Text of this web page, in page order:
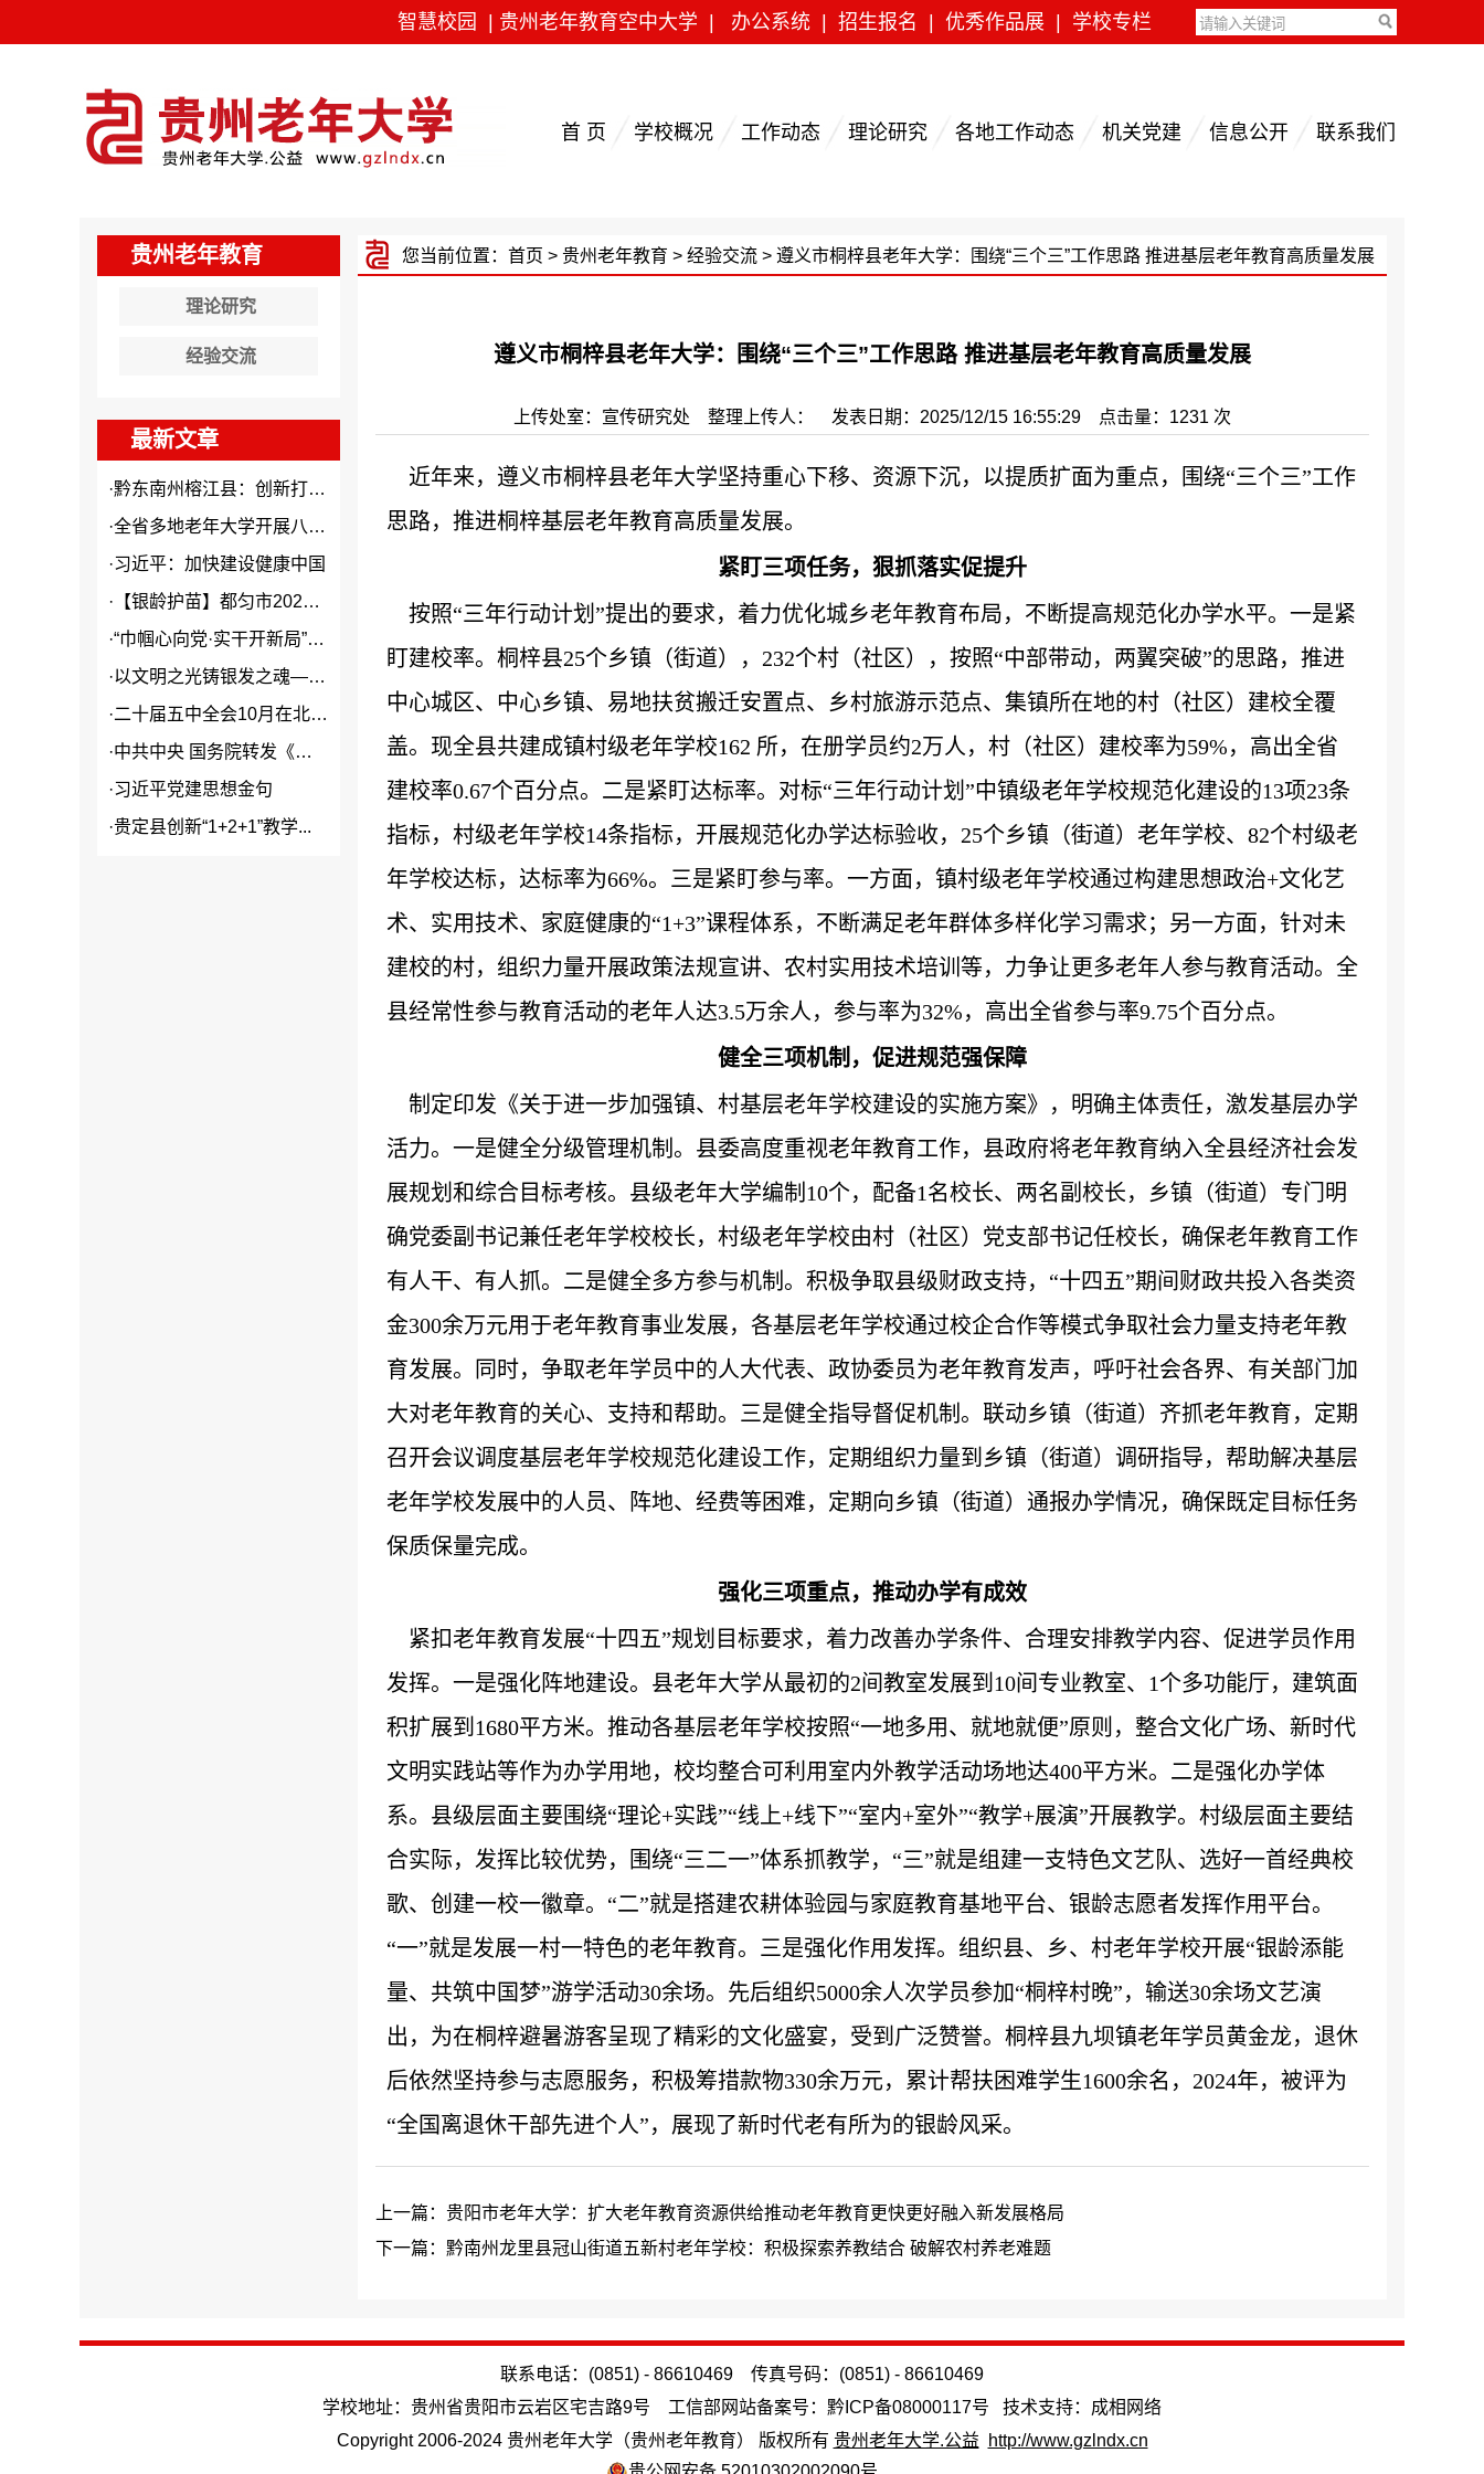
智慧校园 贵州老年教育空中大学 办公系统 招生报名 优秀作品展 学校专栏
首 页 学校概况 工作动态 理论研究 各地工作动态 机关党建 信息公开 联系我们
贵州老年教育
理论研究
经验交流
最新文章
·黔东南州榕江县：创新打造本土...
·全省多地老年大学开展八一建军...
·习近平：加快建设健康中国
· 【银龄护苗】都匀市2026年...
·“巾帼心向党·实干开新局”2...
·以文明之光铸银发之魂——贵州...
·二十届五中全会10月在北京召...
·中共中央 国务院转发《中央宣...
·习近平党建思想金句
·贵定县创新“1+2+1”教学...
您当前位置： 首页 > 贵州老年教育 > 经验交流 > 遵义市桐梓县老年大学：围绕“三个三”工作思路 推进基层老年教育高质量发展
遵义市桐梓县老年大学：围绕“三个三”工作思路 推进基层老年教育高质量发展
上传处室：宣传研究处 整理上传人： 发表日期：2025/12/15 16:55:29 点击量：1231 次
近年来，遵义市桐梓县老年大学坚持重心下移、资源下沉，以提质扩面为重点，围绕“三个三”工作
思路，推进桐梓基层老年教育高质量发展。
紧盯三项任务，狠抓落实促提升
按照“三年行动计划”提出的要求，着力优化城乡老年教育布局，不断提高规范化办学水平。一是紧
盯建校率。桐梓县25个乡镇（街道），232个村（社区），按照“中部带动，两翼突破”的思路，推进
中心城区、中心乡镇、易地扶贫搬迁安置点、乡村旅游示范点、集镇所在地的村（社区）建校全覆
盖。现全县共建成镇村级老年学校162 所，在册学员约2万人，村（社区）建校率为59%，高出全省
建校率0.67个百分点。二是紧盯达标率。对标“三年行动计划”中镇级老年学校规范化建设的13项23条
指标，村级老年学校14条指标，开展规范化办学达标验收，25个乡镇（街道）老年学校、82个村级老
年学校达标，达标率为66%。三是紧盯参与率。一方面，镇村级老年学校通过构建思想政治+文化艺
术、实用技术、家庭健康的“1+3”课程体系，不断满足老年群体多样化学习需求；另一方面，针对未
建校的村，组织力量开展政策法规宣讲、农村实用技术培训等，力争让更多老年人参与教育活动。全
县经常性参与教育活动的老年人达3.5万余人，参与率为32%，高出全省参与率9.75个百分点。
健全三项机制，促进规范强保障
制定印发《关于进一步加强镇、村基层老年学校建设的实施方案》，明确主体责任，激发基层办学
活力。一是健全分级管理机制。县委高度重视老年教育工作，县政府将老年教育纳入全县经济社会发
展规划和综合目标考核。县级老年大学编制10个，配备1名校长、两名副校长，乡镇（街道）专门明
确党委副书记兼任老年学校校长，村级老年学校由村（社区）党支部书记任校长，确保老年教育工作
有人干、有人抓。二是健全多方参与机制。积极争取县级财政支持，“十四五”期间财政共投入各类资
金300余万元用于老年教育事业发展，各基层老年学校通过校企合作等模式争取社会力量支持老年教
育发展。同时，争取老年学员中的人大代表、政协委员为老年教育发声，呼吁社会各界、有关部门加
大对老年教育的关心、支持和帮助。三是健全指导督促机制。联动乡镇（街道）齐抓老年教育，定期
召开会议调度基层老年学校规范化建设工作，定期组织力量到乡镇（街道）调研指导，帮助解决基层
老年学校发展中的人员、阵地、经费等困难，定期向乡镇（街道）通报办学情况，确保既定目标任务
保质保量完成。
强化三项重点，推动办学有成效
紧扣老年教育发展“十四五”规划目标要求，着力改善办学条件、合理安排教学内容、促进学员作用
发挥。一是强化阵地建设。县老年大学从最初的2间教室发展到10间专业教室、1个多功能厅，建筑面
积扩展到1680平方米。推动各基层老年学校按照“一地多用、就地就便”原则，整合文化广场、新时代
文明实践站等作为办学用地，校均整合可利用室内外教学活动场地达400平方米。二是强化办学体
系。县级层面主要围绕“理论+实践”“线上+线下”“室内+室外”“教学+展演”开展教学。村级层面主要结
合实际，发挥比较优势，围绕“三二一”体系抓教学，“三”就是组建一支特色文艺队、选好一首经典校
歌、创建一校一徽章。“二”就是搭建农耕体验园与家庭教育基地平台、银龄志愿者发挥作用平台。
“一”就是发展一村一特色的老年教育。三是强化作用发挥。组织县、乡、村老年学校开展“银龄添能
量、共筑中国梦”游学活动30余场。先后组织5000余人次学员参加“桐梓村晚”，输送30余场文艺演
出，为在桐梓避暑游客呈现了精彩的文化盛宴，受到广泛赞誉。桐梓县九坝镇老年学员黄金龙，退休
后依然坚持参与志愿服务，积极筹措款物330余万元，累计帮扶困难学生1600余名，2024年，被评为
“全国离退休干部先进个人”，展现了新时代老有所为的银龄风采。
上一篇：贵阳市老年大学：扩大老年教育资源供给推动老年教育更快更好融入新发展格局
下一篇：黔南州龙里县冠山街道五新村老年学校：积极探索养教结合 破解农村养老难题
联系电话：(0851) - 86610469 传真号码：(0851) - 86610469
学校地址：贵州省贵阳市云岩区宅吉路9号 工信部网站备案号： 黔ICP备08000117号 技术支持： 成相网络
Copyright 2006-2024 贵州老年大学（贵州老年教育） 版权所有 贵州老年大学.公益
http://www.gzlndx.cn